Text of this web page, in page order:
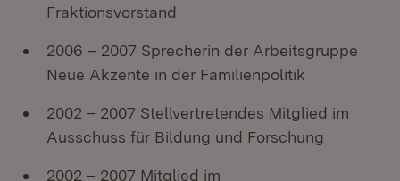
Fraktionsvorstand
2006 – 2007 Sprecherin der Arbeitsgruppe
Neue Akzente in der Familienpolitik
2002 – 2007 Stellvertretendes Mitglied im
Ausschuss für Bildung und Forschung
2002 – 2007 Mitglied im